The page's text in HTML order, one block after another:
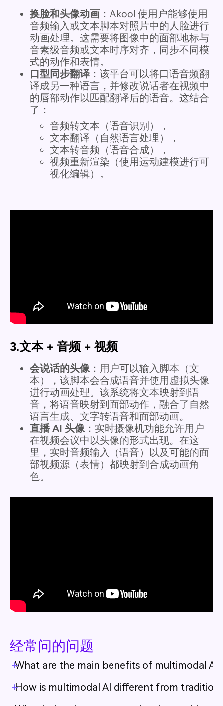
换脸和头像动画 ：Akool 使用户能够使用
音频输入或文本脚本对照片中的人脸进行
动画处理。这需要将图像中的面部地标与
音素级音频或文本时序对齐，同步不同模
式的动作和表情。
口型同步翻译 ：该平台可以将口语音频翻
译成另一种语言，并修改说话者在视频中
的唇部动作以匹配翻译后的语音。这结合
了：
音频转文本（语音识别），
文本翻译（自然语言处理），
文本转音频（语音合成），
视频重新渲染（使用运动建模进行可
视化编辑）。
3.文本 + 音频 + 视频
会说话的头像：用户可以输入脚本（文
本），该脚本会合成语音并使用虚拟头像
进行动画处理。该系统将文本映射到语
音，将语音映射到面部动作，融合了自然
语言生成、文字转语音和面部动画。
直播 AI 头像：实时摄像机功能允许用户
在视频会议中以头像的形式出现。在这
里，实时音频输入（语音）以及可能的面
部视频源（表情）都映射到合成动画角
色。
经常问的问题
What are the main benefits of multimodal AI
How is multimodal AI different from